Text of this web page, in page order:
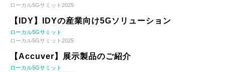
ローカル5Gサミット2025
【IDY】IDYの産業向け5Gソリューション
ローカル5Gサミット
ローカル5Gサミット2025
【Accuver】展示製品のご紹介
ローカル5Gサミット